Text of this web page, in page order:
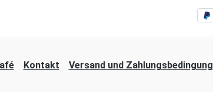
Kontakt Versand und Zahlungsbedingung